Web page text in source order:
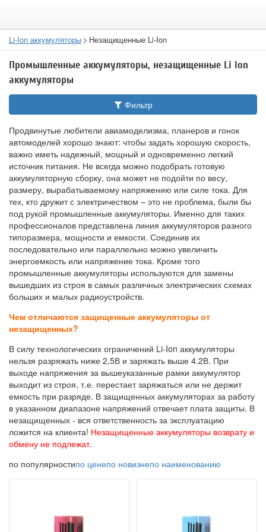
Li-Ion аккумуляторы Незащищенные Li-Ion
Промышленные аккумуляторы, незащищенные Li Ion
аккумуляторы
Фильтр
Продвинутые любители авиамоделизма, планеров и гонок
автомоделей хорошо знают: чтобы задать хорошую скорость,
важно иметь надежный, мощный и одновременно легкий
источник питания. Не всегда можно подобрать готовую
аккумуляторную сборку, она может не подойти по весу,
размеру, вырабатываемому напряжению или силе тока. Для
тех, кто дружит с электричеством – это не проблема, были бы
под рукой промышленные аккумуляторы. Именно для таких
профессионалов представлена линия аккумуляторов разного
типоразмера, мощности и емкости. Соединив их
последовательно или параллельно можно увеличить
энергоемкость или напряжение тока. Кроме того
промышленные аккумуляторы используются для замены
вышедших из строя в самых различных электрических схемах
больших и малых радиоустройств.
Чем отличаются защищенные аккумуляторы от
незащищенных?
В силу технологических ограничений Li-Ion аккумуляторы
нельзя разряжать ниже 2,5В и заряжать выше 4.2В. При
выходе напряжения за вышеуказанные рамки аккумулятор
выходит из строя, т.е. перестает заряжаться или не держит
емкость при разряде. В защищенных аккумуляторах за работу
в указанном диапазоне напряжений отвечает плата защиты. В
незащищенных - вся ответственность за эксплуатацию
ложится на клиента! Незащищенные аккумуляторы возврату и
обмену не подлежат.
по популярностипо ценепо новизнепо наименованию